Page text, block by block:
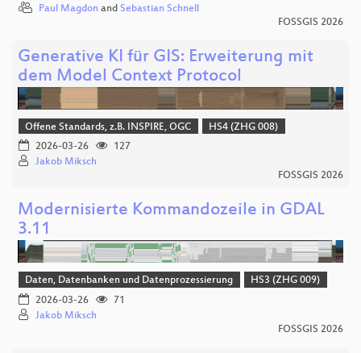
Paul Magdon and Sebastian Schnell
FOSSGIS 2026
Generative KI für GIS: Erweiterung mit
dem Model Context Protocol
Offene Standards, z.B. INSPIRE, OGC
HS4 (ZHG 008)
2026-03-26
127
Jakob Miksch
FOSSGIS 2026
Modernisierte Kommandozeile in GDAL
3.11
Daten, Datenbanken und Datenprozessierung
HS3 (ZHG 009)
2026-03-26
71
Jakob Miksch
FOSSGIS 2026